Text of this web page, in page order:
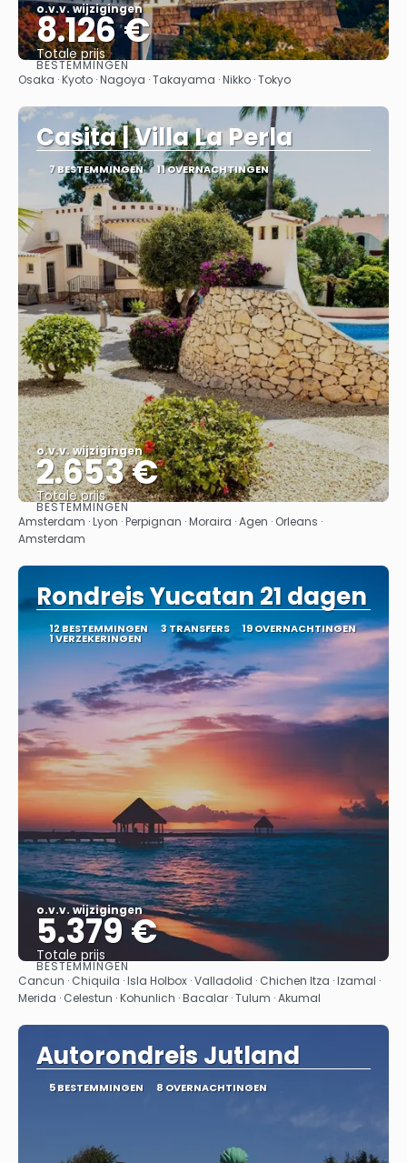
o.v.v. wijzigingen
8.126 €
Totale prijs
Bekijk
BESTEMMINGEN
Osaka · Kyoto · Nagoya · Takayama · Nikko · Tokyo
Casita | Villa La Perla
7 BESTEMMINGEN 11 OVERNACHTINGEN
o.v.v. wijzigingen
2.653 €
Totale prijs
Bekijk
BESTEMMINGEN
Amsterdam · Lyon · Perpignan · Moraira · Agen · Orleans ·
Amsterdam
Rondreis Yucatan 21 dagen
12 BESTEMMINGEN 3 TRANSFERS 19 OVERNACHTINGEN
1 VERZEKERINGEN
o.v.v. wijzigingen
5.379 €
Totale prijs
Bekijk
BESTEMMINGEN
Cancun · Chiquila · Isla Holbox · Valladolid · Chichen Itza · Izamal ·
Merida · Celestun · Kohunlich · Bacalar · Tulum · Akumal
Autorondreis Jutland
5 BESTEMMINGEN 8 OVERNACHTINGEN